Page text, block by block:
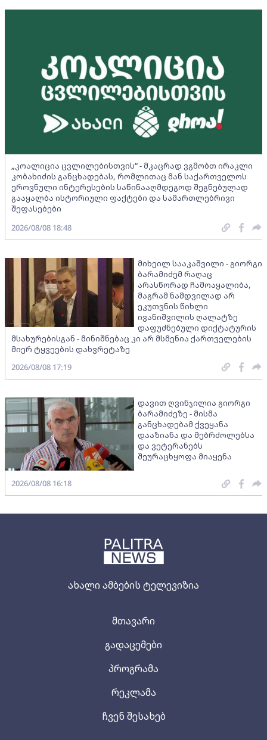
ახალი ამბების ტელევიზია
მთავარი
გადაცემები
პროგრამა
რეკლამა
ჩვენ შესახებ
„კოალიცია ცვლილებისთვის“ - მკაცრად ვგმობთ ირაკლი
კობახიძის განცხადებას, რომლითაც მან საქართველოს
ეროვნული ინტერესების საწინააღმდეგოდ შეგნებულად
გააყალბა ისტორიული ფაქტები და სამართლებრივი
შეფასებები
2026/08/08 18:48
მიხეილ სააკაშვილი - გიორგი
ბარამიძემ რაღაც
არასწორად ჩამოაყალიბა,
მაგრამ ნამდვილად არ
ეკუთვნის წიხლი
ივანიშვილის ღალატზე
დაფუძნებული დიქტატურის
მსახურებისგან - მინიშნებაც კი არ მსმენია ქართველების
მიერ ტყვეების დახვრეტაზე
2026/08/08 17:19
დავით ღვინჯილია გიორგი
ბარამიძეზე - მისმა
განცხადებამ ქვეყანა
დააზიანა და მებრძოლებსა
და ვეტერანებს
შეურაცხყოფა მიაყენა
2026/08/08 16:18